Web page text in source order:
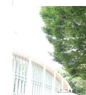
